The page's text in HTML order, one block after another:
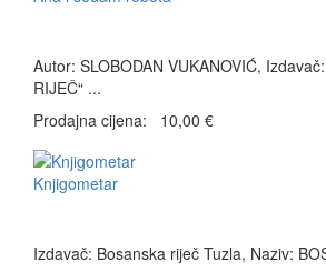
Autor: SLOBODAN VUKANOVIĆ,
RIJEČ“ ...
Prodajna cijena:
10,00 €
Knjigometar
Izdavač: Bosanska riječ Tuzla, Naziv: